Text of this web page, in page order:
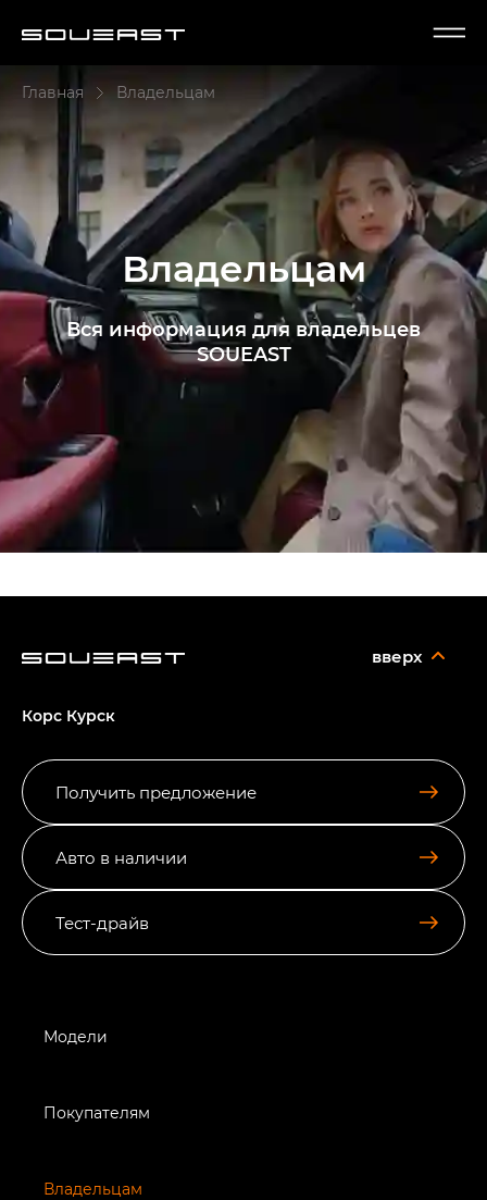
Главная Владельцам
Владельцам
Вся информация для владельцев
SOUEAST
Получить предложение
Авто в наличии
Тест-драйв
вверх
Корс Курск
Модели
Покупателям
Владельцам